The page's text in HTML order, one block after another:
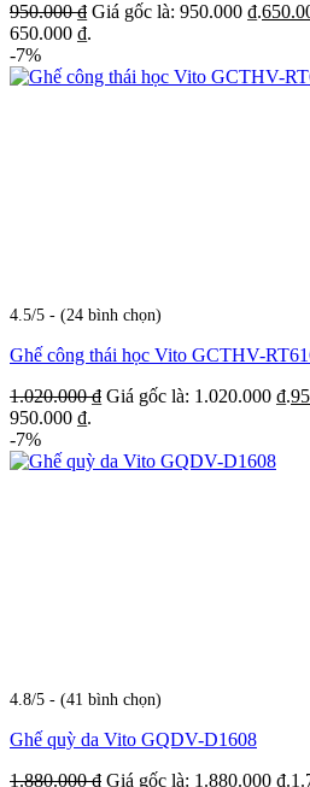
950.000₫ Giá gốc là: 950.000 ₫.
650.000 ₫.
-7%
4.5/5 - (24 bình chọn)
Ghế công thái học Vito GCTHV-
1.020.000₫ Giá gốc là: 1.020.000 ₫.
950.000 ₫.
-7%
4.8/5 - (41 bình chọn)
Ghế quỳ da Vito GQDV-D1608
1.880.000₫ Giá gốc là: 1.880.000 ₫.